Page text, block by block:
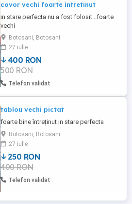
covor vechi foarte intretinut
in stare perfecta nu a fost folosit ..foarte
vechi
Botosani, Botosani
27 iulie
400 RON
500 RON
Telefon validat
tablou vechi pictat
foarte bine întreținut in stare perfecta
Botosani, Botosani
27 iulie
250 RON
400 RON
Telefon validat